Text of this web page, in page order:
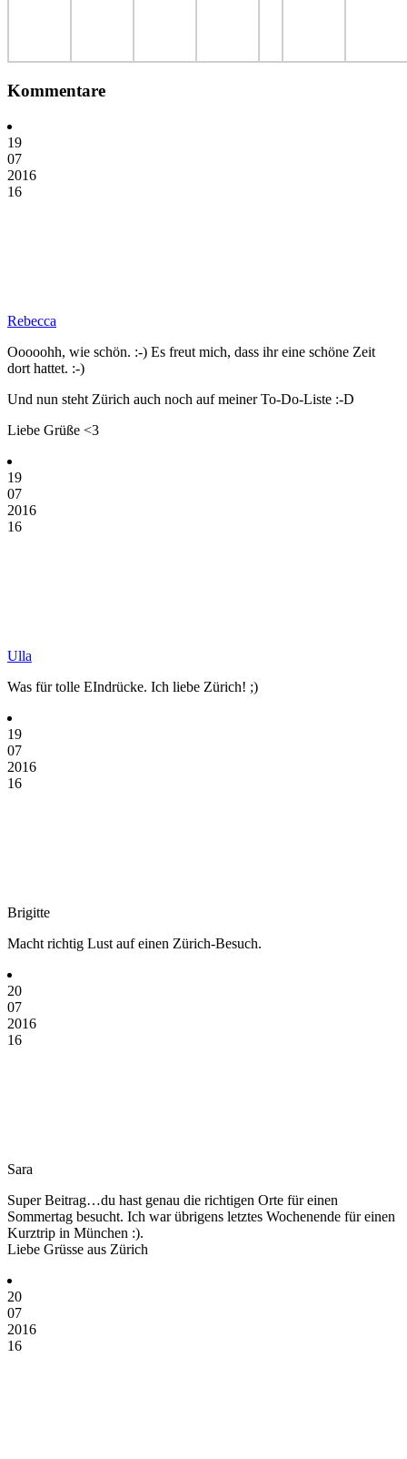
Kommentare
19
07
2016
16
Rebecca
Ooooohh, wie schön. :-) Es freut mich, dass ihr eine schöne Zeit
dort hattet. :-)
Und nun steht Zürich auch noch auf meiner To-Do-Liste :-D
Liebe Grüße <3
19
07
2016
16
Ulla
Was für tolle EIndrücke. Ich liebe Zürich! ;)
19
07
2016
16
Brigitte
Macht richtig Lust auf einen Zürich-Besuch.
20
07
2016
16
Sara
Super Beitrag…du hast genau die richtigen Orte für einen
Sommertag besucht. Ich war übrigens letztes Wochenende für einen
Kurztrip in München :).
Liebe Grüsse aus Zürich
20
07
2016
16